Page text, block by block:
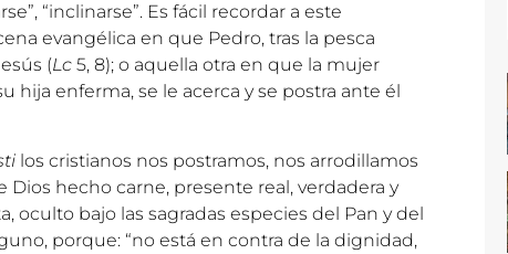
“inclinarse”. Es fácil recordar a este
evangélica en que Pedro, tras la pesca
(Lc 5, 8); o aquella otra en que la mujer
hija enferma, se le acerca y se postra ante él
los cristianos nos postramos, nos arrodillamos
Dios hecho carne, presente real, verdadera y
oculto bajo las sagradas especies del Pan y del
porque: “no está en contra de la dignidad,